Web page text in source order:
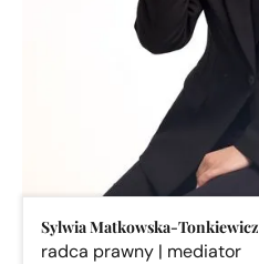
Sylwia Matkowska-Tonkiewicz
radca prawny | mediator